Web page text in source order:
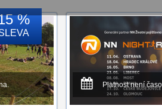
%
Platnost není